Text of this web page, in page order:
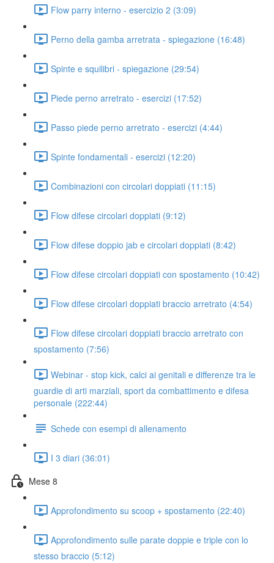
Flow parry interno - esercizio 2 (3:09)
Perno della gamba arretrata - spiegazione (16:48)
Spinte e squilibri - spiegazione (29:54)
Piede perno arretrato - esercizi (17:52)
Passo piede perno arretrato - esercizi (4:44)
Spinte fondamentali - esercizi (12:20)
Combinazioni con circolari doppiati (11:15)
Flow difese circolari doppiati (9:12)
Flow difese doppio jab e circolari doppiati (8:42)
Flow difese circolari doppiati con spostamento (10:42)
Flow difese circolari doppiati braccio arretrato (4:54)
Flow difese circolari doppiati braccio arretrato con
spostamento (7:56)
Webinar - stop kick, calci ai genitali e differenze tra le
guardie di arti marziali, sport da combattimento e difesa
personale (222:44)
Schede con esempi di allenamento
I 3 diari (36:01)
Mese 8
Approfondimento su scoop + spostamento (22:40)
Approfondimento sulle parate doppie e triple con lo
stesso braccio (5:12)